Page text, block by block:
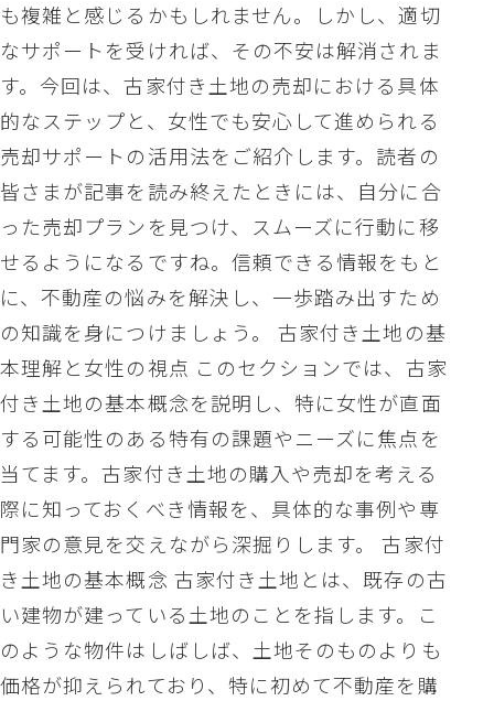
も複雑と感じるかもしれません。しかし、適切
なサポートを受ければ、その不安は解消されま
す。今回は、古家付き土地の売却における具体
的なステップと、女性でも安心して進められる
売却サポートの活用法をご紹介します。読者の
皆さまが記事を読み終えたときには、自分に合
った売却プランを見つけ、スムーズに行動に移
せるようになるですね。信頼できる情報をもと
に、不動産の悩みを解決し、一歩踏み出すため
の知識を身につけましょう。 古家付き土地の基
本理解と女性の視点 このセクションでは、古家
付き土地の基本概念を説明し、特に女性が直面
する可能性のある特有の課題やニーズに焦点を
当てます。古家付き土地の購入や売却を考える
際に知っておくべき情報を、具体的な事例や専
門家の意見を交えながら深掘りします。 古家付
き土地の基本概念 古家付き土地とは、既存の古
い建物が建っている土地のことを指します。こ
のような物件はしばしば、土地そのものよりも
価格が抑えられており、特に初めて不動産を購